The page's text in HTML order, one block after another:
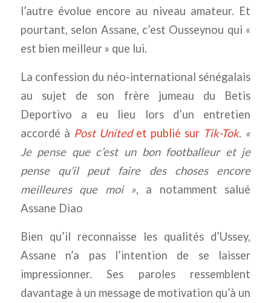
l’autre évolue encore au niveau amateur. Et
pourtant, selon Assane, c’est Ousseynou qui «
est bien meilleur » que lui.
La confession du néo-international sénégalais
au sujet de son frère jumeau du Betis
Deportivo a eu lieu lors d’un entretien
accordé à Post Unitedet publié sur Tik-Tok. «
Je pense que c’est un bon footballeur et je
pense qu’il peut faire des choses encore
meilleures que moi », a notamment salué
Assane Diao
Bien qu’il reconnaisse les qualités d’Ussey,
Assane n’a pas l’intention de se laisser
impressionner. Ses paroles ressemblent
davantage à un message de motivation qu’à un